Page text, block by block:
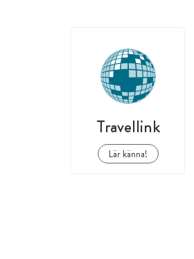
Travellink
Lär känna!